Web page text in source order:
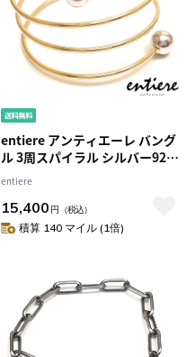
entiere アンティエーレ バング
ル 3周スパイラル シルバー925
18金・ロジウムメッキ レディー
entiere
15,400 円 （税込）
積算 140 マイル (1倍)